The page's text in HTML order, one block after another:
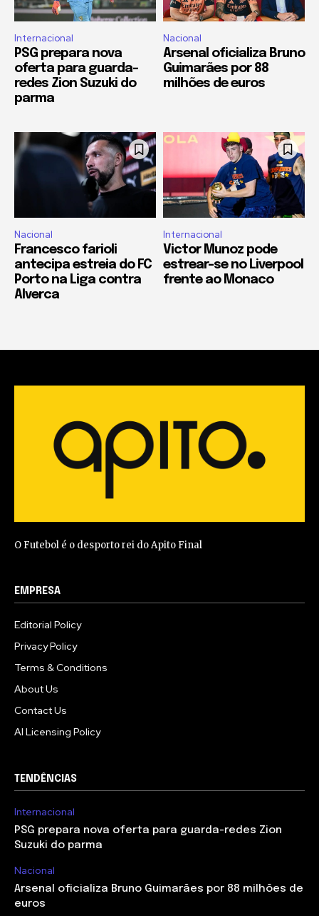
Internacional
PSG prepara nova
oferta para guarda-
redes Zion Suzuki do
parma
Nacional
Arsenal oficializa Bruno
Guimarães por 88
milhões de euros
Nacional
Francesco farioli
antecipa estreia do FC
Porto na Liga contra
Alverca
Internacional
Victor Munoz pode
estrear-se no Liverpool
frente ao Monaco
O Futebol é o desporto rei do Apito Final
EMPRESA
Editorial Policy
Privacy Policy
Terms & Conditions
About Us
Contact Us
AI Licensing Policy
TENDÊNCIAS
Internacional
PSG prepara nova oferta para guarda-redes Zion
Suzuki do parma
Nacional
Arsenal oficializa Bruno Guimarães por 88 milhões de
euros